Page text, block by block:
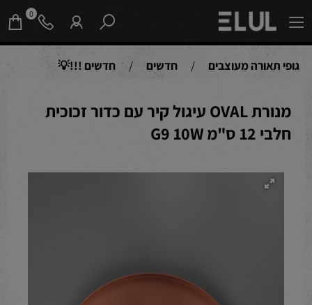
0
גופי תאורה מעוצבים / חדשים / חדשים !!!💡
מנורת OVAL עיגול קיר עם כדור זכוכית
חלבי 12 ס"מ G9 10W